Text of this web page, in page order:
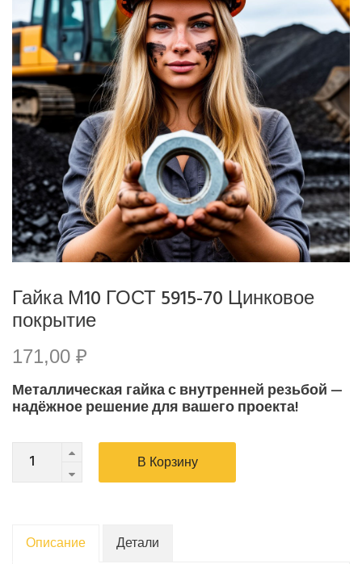
Гайка М10 ГОСТ 5915-70 Цинковое
покрытие
171,00 ₽
Металлическая гайка с внутренней резьбой —
надёжное решение для вашего проекта!
Гайка
М10
70
Цинковое
В Корзину
Описание Детали